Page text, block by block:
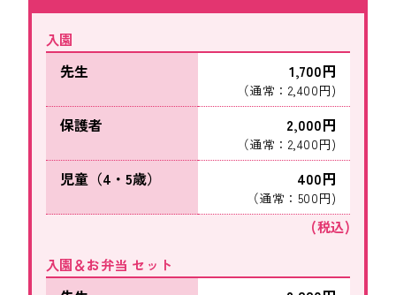
入園
先生 1,700円
（通常：2,400円)
保護者 2,000円
（通常：2,400円)
児童（4・5歳） 400円
（通常：500円)
(税込)
入園＆お弁当 セット